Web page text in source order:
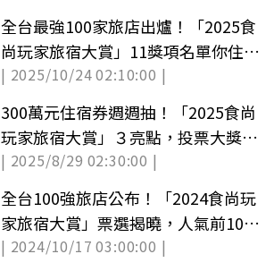
全台最強100家旅店出爐！「2025食
尚玩家旅宿大賞」11獎項名單你住過
幾間？（中獎公布）
| 2025/10/24 02:10:00 |
300萬元住宿券週週抽！「2025食尚
玩家旅宿大賞」３亮點，投票大獎４
重送
| 2025/8/29 02:30:00 |
全台100強旅店公布！「2024食尚玩
家旅宿大賞」票選揭曉，人氣前10名
住過幾家？(中獎公布)
| 2024/10/17 03:00:00 |